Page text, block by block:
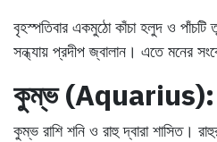
বৃহস্পতিবার একমুঠো কাঁচা হলুদ ও পাঁচটি
সন্ধ্যায় প্রদীপ জ্বালান। এতে মনের
কুম্ভ (Aquarius):
কুম্ভ রাশি শনি ও রাহু দ্বারা শাসিত।